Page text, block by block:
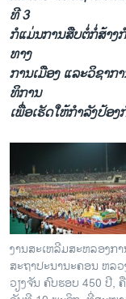
ທີ 3
ກໍແມ່ນ​ການ​ສືບ​ຕໍ່​ກໍ່ສ້າງ​
ທາງ
ການ​ເມືອງ ​ແລະ​ວິຊາ​ກ
ທິ​ການ
ເພື່ອເຮັດ​ໃຫ້​ກໍາລັງ​ປ້ອ
ງານສະເຫລີມສະຫລອງກ
ສະຖາປະນານະຄອນ ຫລວ
ວຽງຈັນ ຄົບຮອບ 450 ປີ,